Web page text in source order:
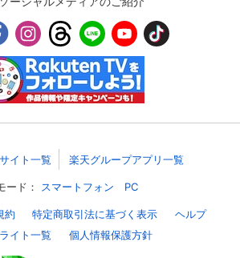
サイト内で表示される作品の表示制限が可
能です。5段階の年齢区分から選択できま
す。
スマホなどでRakuten TVを視聴する際のデ
バイス連携の設定ができます。
求められるのでお子さまがいても安心で
メルマガの配信停止、配信先のメールアド
レスの変更が可能です。
イト一覧 楽天グループアプリ一覧
ード： スマートフォン PC
約 特定商取引法に基づく表示
ヘルプ
イト一覧
個人情報保護方針